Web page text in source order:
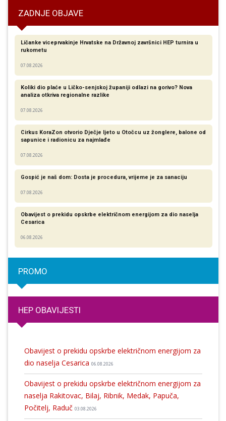
ZADNJE OBJAVE
Ličanke viceprvakinje Hrvatske na Državnoj završnici HEP turnira u
rukometu
07.08.2026
Koliki dio plaće u Ličko-senjskoj županiji odlazi na gorivo? Nova
analiza otkriva regionalne razlike​
07.08.2026
Cirkus KoraZon otvorio Dječje ljeto u Otočcu uz žonglere, balone od
sapunice i radionicu za najmlađe
07.08.2026
Gospić je naš dom: Dosta je procedura, vrijeme je za sanaciju
07.08.2026
Obavijest o prekidu opskrbe električnom energijom za dio naselja
Cesarica
06.08.2026
PROMO
HEP OBAVIJESTI
Obavijest o prekidu opskrbe električnom energijom za
dio naselja Cesarica 06.08.2026
Obavijest o prekidu opskrbe električnom energijom za
naselja Rakitovac, Bilaj, Ribnik, Medak, Papuča,
Počitelj, Raduč 03.08.2026